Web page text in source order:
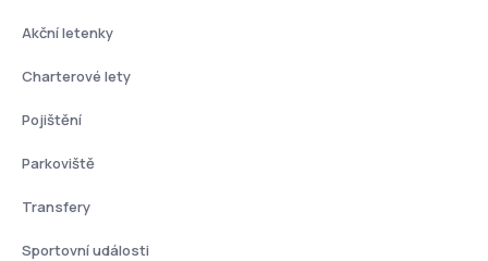
Akční letenky
Charterové lety
Pojištění
Parkoviště
Transfery
Sportovní události